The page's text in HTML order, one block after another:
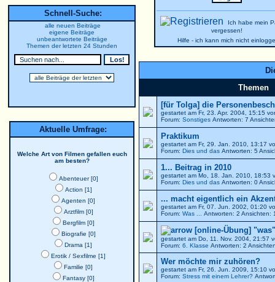
Schnell-Suche:
alle neuen Beiträge
eigene Beiträge
unbeantwortete Beiträge
Themen der letzten 24 Stunden
Aktuelle Umfrage:
Welche Art von Filmen gefallen euch
am besten?
Abenteuer [0]
Action [1]
Agenten [0]
Arztfilm [0]
Bergfilm [0]
Biografie [0]
Drama [1]
Erotik / Sexfilme [1]
Familie [0]
Fantasy [0]
Ich habe mein
vergessen!
Hilfe - ich kann mich nicht
Themen
[für Tolga] die
gestartet am Fr, 23. Apr. 2004, 15:15
Forum: Sonstiges Antworten: 7
Praktikum
gestartet am Fr, 29. Jan. 2010, 13:17
Forum: Dies und das Antworten: 5
1... Beitrag in 2010
gestartet am Mo, 18. Jan. 2010, 18:53
Forum: Dies und das Antworten: 0
... macht eigentlich ein
gestartet am Fr, 07. Jun. 2002, 01:20
Forum: Was ... Antworten: 2 Ansichten:
[online-Übung]
gestartet am Do, 11. Nov. 2004, 21:57
Forum: 6. Klasse Antworten: 2
Wer möchte mir zuhören?
gestartet am Fr, 26. Jun. 2009, 15:10
Forum: Stress mit einem Lehrer?